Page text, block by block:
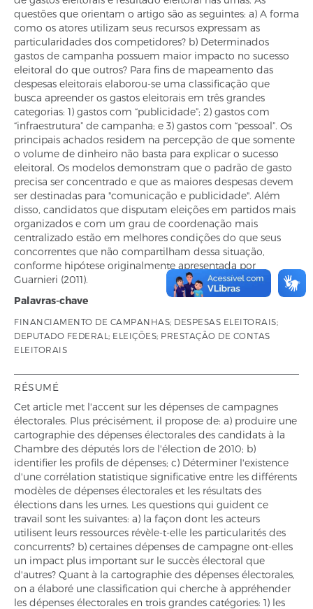
questões que orientam o artigo são as seguintes: a) A forma
como os atores utilizam seus recursos expressam as
particularidades dos competidores? b) Determinados
gastos de campanha possuem maior impacto no sucesso
eleitoral do que outros? Para fins de mapeamento das
despesas eleitorais elaborou-se uma classificação que
busca apreender os gastos eleitorais em três grandes
categorias: 1) gastos com “publicidade”; 2) gastos com
“infraestrutura” de campanha; e 3) gastos com “pessoal”. Os
principais achados residem na percepção de que somente
o volume de dinheiro não basta para explicar o sucesso
eleitoral. Os modelos demonstram que o padrão de gasto
precisa ser concentrado e que as maiores despesas devem
ser destinadas para "comunicação e publicidade". Além
disso, candidatos que disputam eleições em partidos mais
organizados e com um grau de coordenação mais
centralizado estão em melhores condições do que seus
concorrentes que não compartilham dessa situação,
conforme hipótese originalmente apresentada por
Guarnieri (2011).
Palavras-chave
FINANCIAMENTO DE CAMPANHAS; DESPESAS ELEITORAIS;
DEPUTADO FEDERAL; ELEIÇÕES; PRESTAÇÃO DE CONTAS
ELEITORAIS
RÉSUMÉ
Cet article met l'accent sur les dépenses de campagnes
électorales. Plus précisément, il propose de: a) produire une
cartographie des dépenses électorales des candidats à la
Chambre des députés lors de l'élection de 2010; b)
identifier les profils de dépenses; c) Déterminer l'existence
d'une corrélation statistique significative entre les différents
modèles de dépenses électorales et les résultats des
élections dans les urnes. Les questions qui guident ce
travail sont les suivantes: a) la façon dont les acteurs
utilisent leurs ressources révèle-t-elle les particularités des
concurrents? b) certaines dépenses de campagne ont-elles
un impact plus important sur le succès électoral que
d'autres? Quant à la cartographie des dépenses électorales,
on a élaboré une classification qui cherche à appréhender
les dépenses électorales en trois grandes catégories: 1) les